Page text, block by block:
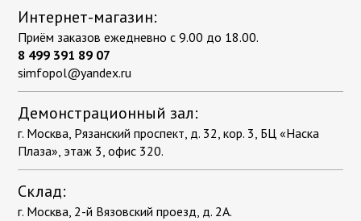
Интернет-магазин:
Приём заказов ежедневно с 9.00 до 18.00.
8 499 391 89 07
simfopol@yandex.ru
Демонстрационный зал:
г. Москва, Рязанский проспект, д. 32, кор. 3, БЦ «Наска
Плаза», этаж 3, офис 320.
Склад:
г. Москва, 2-й Вязовский проезд, д. 2А.